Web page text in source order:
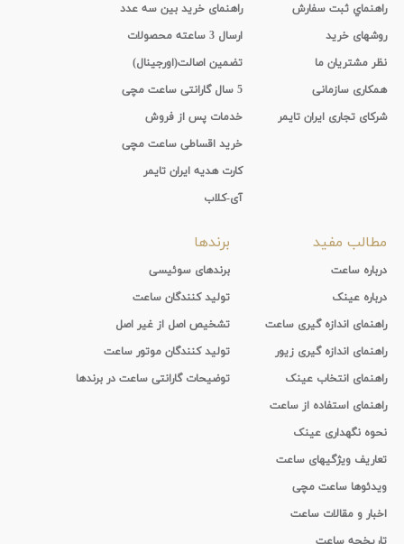
راهنماي ثبت سفارش
روشهای خرید
نظر مشتریان ما
همکاری سازمانی
شرکای تجاری ایران تایمر
راهنمای خرید بین سه عدد
ارسال 3 ساعته محصولات
تضمین اصالت(اورجینال)
5 سال گارانتی ساعت مچی
خدمات پس از فروش
خرید اقساطی ساعت مچی
کارت هدیه ایران تایمر
آی-کلاب
مطالب مفید
درباره ساعت
درباره عینک
راهنمای اندازه گیری ساعت
راهنمای اندازه گیری زیور
راهنمای انتخاب عینک
راهنمای استفاده از ساعت
نحوه نگهداری عینک
تعاریف ویژگیهای ساعت
ویدئوها ساعت مچی
اخبار و مقالات ساعت
برندها
برندهای سوئیسی
تولید کنندگان ساعت
تشخیص اصل از غیر اصل
تولید کنندگان موتور ساعت
توضیحات گارانتی ساعت در برندها